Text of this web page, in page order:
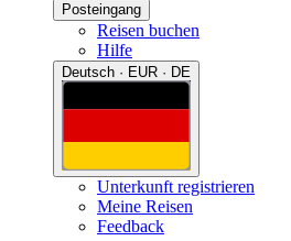
Posteingang
Reisen buchen
Hilfe
Deutsch · EUR · DE
Unterkunft registrieren
Meine Reisen
Feedback